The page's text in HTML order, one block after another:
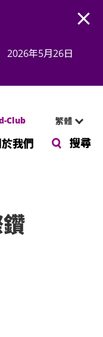
2026年5月26日
Club 繁體
我們 搜尋